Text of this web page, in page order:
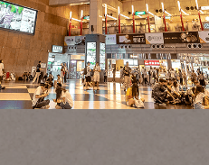
｜大安分館｜
wowhappy-daan